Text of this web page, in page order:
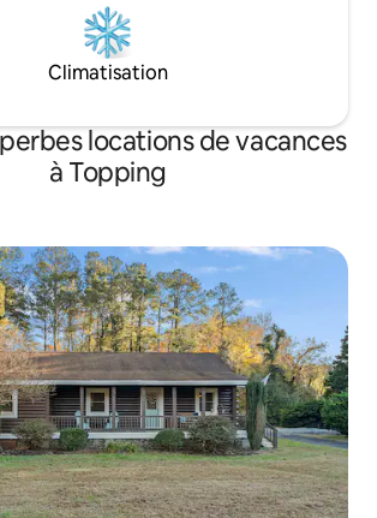
Climatisation
locations de vacances
à Topping